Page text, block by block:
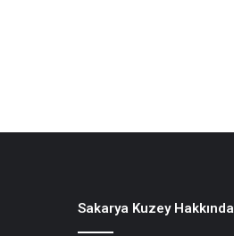
Sakarya Kuzey Hakkında